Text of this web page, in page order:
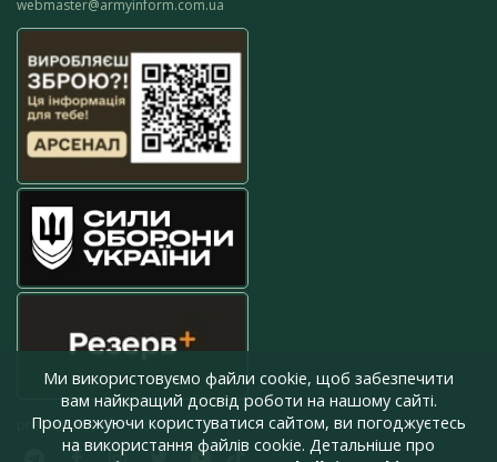
webmaster@armyinform.com.ua
press@armyinform.com.ua
Ми використовуємо файли cookie, щоб забезпечити
вам найкращий досвід роботи на нашому сайті.
Продовжуючи користуватися сайтом, ви погоджуєтесь
на використання файлів cookie. Детальніше про